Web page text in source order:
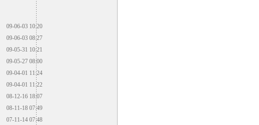
09-06-03 10:20
09-06-03 08:27
09-05-31 10:21
09-05-27 08:00
09-04-01 11:24
09-04-01 11:22
08-12-16 18:07
08-11-18 07:49
07-11-14 07:48